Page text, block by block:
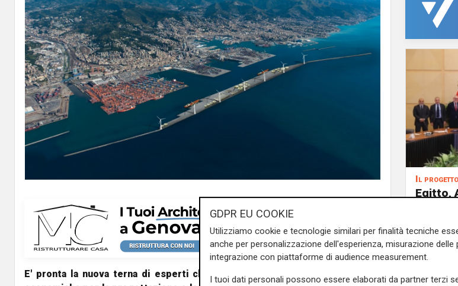
E' pronta la nuova terna di esperti chiamati a valutare le proposte tecnico
Il progetto
Egitto,
GDPR EU COOKIE
Utilizziamo cookie e tecnologie similari per finalità tecniche
anche per personalizzazione dell'esperienza, misurazione
integrazione con piattaforme di audience measurement.
I tuoi dati personali possono essere elaborati da partner terzi